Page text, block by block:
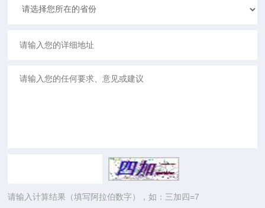
请输入计算结果（填写阿拉伯数字），如：三加四=7